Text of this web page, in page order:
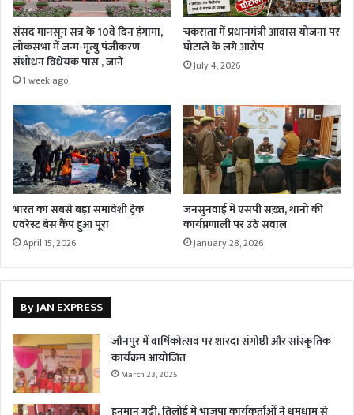
संसद मानसून सत्र के 10वें दिन हंगामा,
लोकसभा में जन्म-मृत्यु पंजीकरण
संशोधन विधेयक पास , जाने
1 week ago
चकराता में प्रधानमंत्री आवास योजना पर
घोटाले के लगे आरोप
July 4, 2026
भारत का सबसे बड़ा समावेशी ट्रेक
एवरेस्ट बेस कैंप हुआ पूरा
April 15, 2026
जनसुनवाई में एसपी सख़्त, थानों की
कार्यप्रणाली पर उठे सवाल
January 28, 2026
By JAN EXPRESS
जौनपुर में वार्षिकोत्सव पर शारदा संगोष्ठी और सांस्कृतिक
कार्यक्रम आयोजित
March 23, 2025
हनुमान गढ़ी, तिलोई में भाजपा कार्यकर्ताओं ने धूमधाम से